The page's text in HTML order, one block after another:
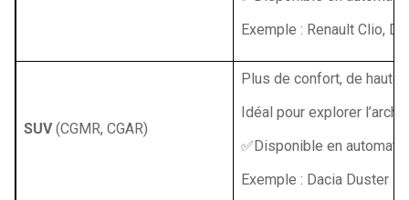
Exemple : Renault Clio,
SUV(CGMR, CGAR)
Plus de confort, de
Idéal pour explorer
✅Disponible en
Exemple : Dacia Duster